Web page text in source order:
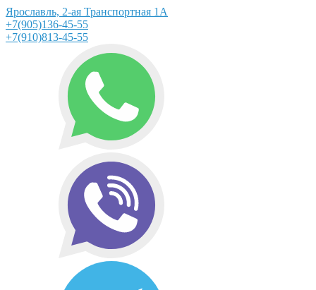
Ярославль, 2-ая Транспортная 1А
+7(905)136-45-55
+7(910)813-45-55